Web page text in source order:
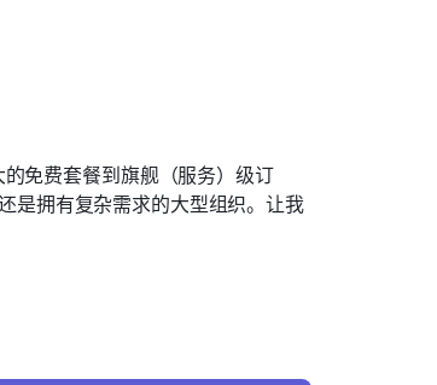
免费套餐到旗舰（服务）级订
是拥有复杂需求的大型组织。让我